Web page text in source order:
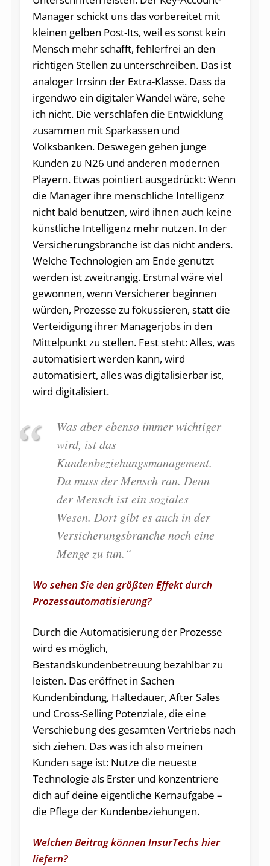
Manager schickt uns das vorbereitet mit
kleinen gelben Post-Its, weil es sonst kein
Mensch mehr schafft, fehlerfrei an den
richtigen Stellen zu unterschreiben. Das ist
analoger Irrsinn der Extra-Klasse. Dass da
irgendwo ein digitaler Wandel wäre, sehe
ich nicht. Die verschlafen die Entwicklung
zusammen mit Sparkassen und
Volksbanken. Deswegen gehen junge
Kunden zu N26 und anderen modernen
Playern. Etwas pointiert ausgedrückt: Wenn
die Manager ihre menschliche Intelligenz
nicht bald benutzen, wird ihnen auch keine
künstliche Intelligenz mehr nutzen. In der
Versicherungsbranche ist das nicht anders.
Welche Technologien am Ende genutzt
werden ist zweitrangig. Erstmal wäre viel
gewonnen, wenn Versicherer beginnen
würden, Prozesse zu fokussieren, statt die
Verteidigung ihrer Managerjobs in den
Mittelpunkt zu stellen. Fest steht: Alles, was
automatisiert werden kann, wird
automatisiert, alles was digitalisierbar ist,
wird digitalisiert.
Was aber ebenso immer wichtiger
wird, ist das
Kundenbeziehungsmanagement.
Da muss der Mensch ran. Denn
der Mensch ist ein soziales
Wesen. Dort gibt es auch in der
Versicherungsbranche noch eine
Menge zu tun.“
Wo sehen Sie den größten Effekt durch
Prozessautomatisierung?
Durch die Automatisierung der Prozesse
wird es möglich,
Bestandskundenbetreuung bezahlbar zu
leisten. Das eröffnet in Sachen
Kundenbindung, Haltedauer, After Sales
und Cross-Selling Potenziale, die eine
Verschiebung des gesamten Vertriebs nach
sich ziehen. Das was ich also meinen
Kunden sage ist: Nutze die neueste
Technologie als Erster und konzentriere
dich auf deine eigentliche Kernaufgabe –
die Pflege der Kundenbeziehungen.
Welchen Beitrag können InsurTechs hier
liefern?